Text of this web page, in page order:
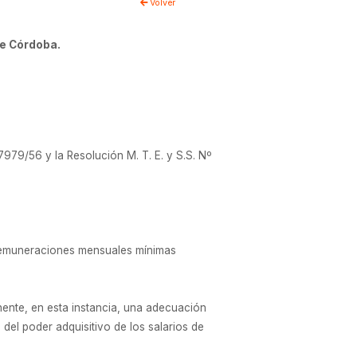
Volver
Córdoba.
56 y la Resolución M. T. E. y S.S. Nº
mensuales mínimas
en esta instancia, una adecuación
poder adquisitivo de los salarios de